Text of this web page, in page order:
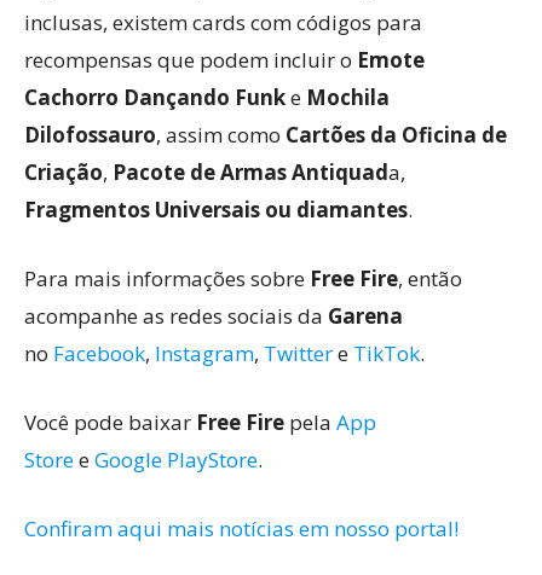
inclusas, existem cards com códigos para
recompensas que podem incluir o Emote
Cachorro Dançando Funke Mochila
Dilofossauro, assim como Cartões da Oficina de
Criação, Pacote de Armas Antiquada,
Fragmentos Universais ou diamantes.
Para mais informações sobre Free Fire, então
acompanhe as redes sociais da Garena
no Facebook, Instagram, Twittere TikTok.
Você pode baixar Free Fire pela App
StoreeGoogle PlayStore.
Confiram aqui mais notícias em nosso portal!